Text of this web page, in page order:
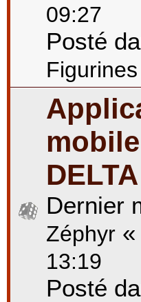
09:27
Posté
Figurines
Dernier
Zéphyr «
13:19
Posté